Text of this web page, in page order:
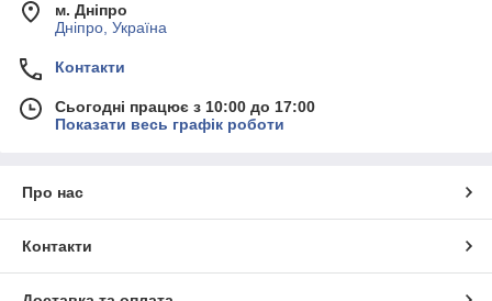
м. Дніпро
Дніпро, Україна
Контакти
Сьогодні працює з 10:00 до 17:00
Показати весь графік роботи
Про нас
Контакти